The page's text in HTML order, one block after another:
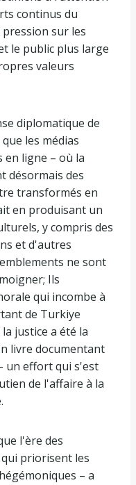
continus du
sur les
le public plus large
valeurs
diplomatique de
les médias
ligne – où la
désormais des
transformés en
en produisant un
y compris des
et d'autres
ne sont
Ils
qui incombe à
de Turkiye
justice a été la
livre documentant
un effort qui s'est
de l'affaire à la
l'ère des
priorisent les
– a